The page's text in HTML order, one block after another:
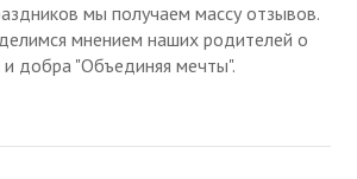
мы получаем массу отзывов.
мнением наших родителей о
добра "Объединяя мечты".